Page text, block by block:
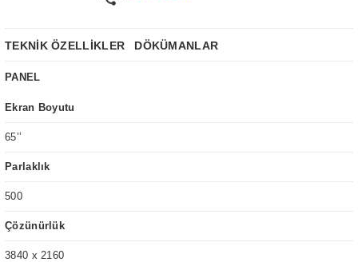
TEKNİK ÖZELLİKLER DÖKÜMANLAR
PANEL
Ekran Boyutu
65’’
Parlaklık
500
Çözünürlük
3840 x 2160